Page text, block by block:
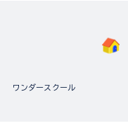
ワンダースクール